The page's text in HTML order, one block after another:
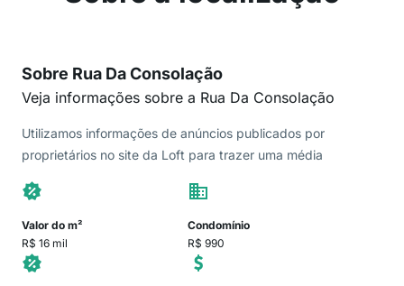
Sobre Rua Da Consolação
Veja informações sobre a Rua Da Consolação
Utilizamos informações de anúncios publicados por
proprietários no site da Loft para trazer uma média
Valor do m²
R$ 16 mil
Condomínio
R$ 990